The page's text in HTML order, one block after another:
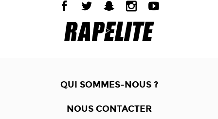
QUI SOMMES-NOUS ?
NOUS CONTACTER